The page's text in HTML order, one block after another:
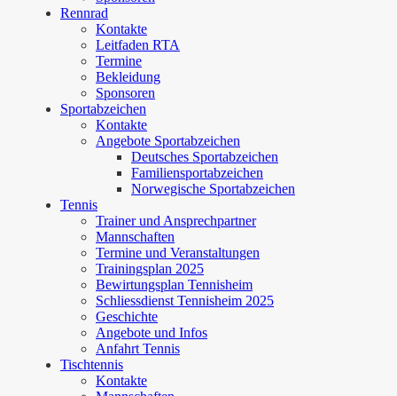
Rennrad
Kontakte
Leitfaden RTA
Termine
Bekleidung
Sponsoren
Sportabzeichen
Kontakte
Angebote Sportabzeichen
Deutsches Sportabzeichen
Familiensportabzeichen
Norwegische Sportabzeichen
Tennis
Trainer und Ansprechpartner
Mannschaften
Termine und Veranstaltungen
Trainingsplan 2025
Bewirtungsplan Tennisheim
Schliessdienst Tennisheim 2025
Geschichte
Angebote und Infos
Anfahrt Tennis
Tischtennis
Kontakte